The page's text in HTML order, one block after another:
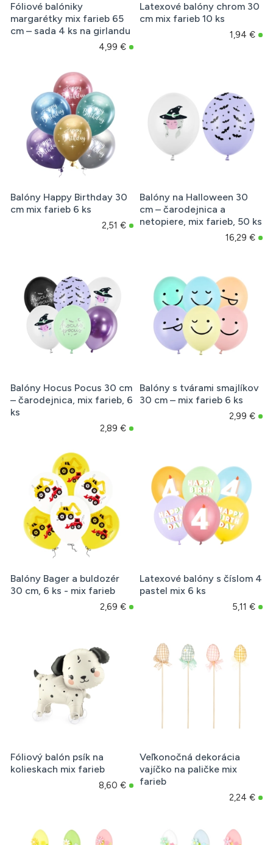
Fóliové balóniky
margarétky mix farieb 65
cm – sada 4 ks na girlandu
4,99 €
Latexové balóny chrom 30
cm mix farieb 10 ks
1,94 €
Balóny Happy Birthday 30
cm mix farieb 6 ks
2,51 €
Balóny na Halloween 30
cm – čarodejnica a
netopiere, mix farieb, 50 ks
16,29 €
Balóny Hocus Pocus 30 cm
– čarodejnica, mix farieb, 6
ks
2,89 €
Balóny s tvárami smajlíkov
30 cm – mix farieb 6 ks
2,99 €
Balóny Bager a buldozér
30 cm, 6 ks - mix farieb
2,69 €
Latexové balóny s číslom 4
pastel mix 6 ks
5,11 €
Fóliový balón psík na
kolieskach mix farieb
8,60 €
Veľkonočná dekorácia
vajíčko na paličke mix
farieb
2,24 €